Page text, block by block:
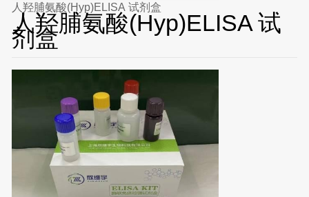
人羟脯氨酸(Hyp)ELISA 试剂盒
人羟脯氨酸(Hyp)ELISA 试
剂盒